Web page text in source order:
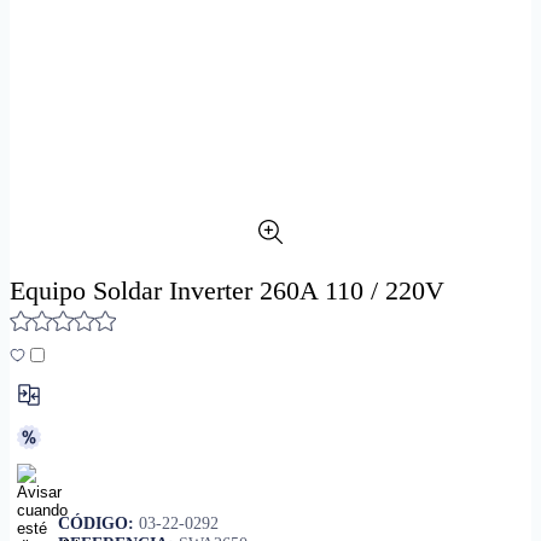
Equipo Soldar Inverter 260A 110 / 220V
CÓDIGO: 03-22-0292